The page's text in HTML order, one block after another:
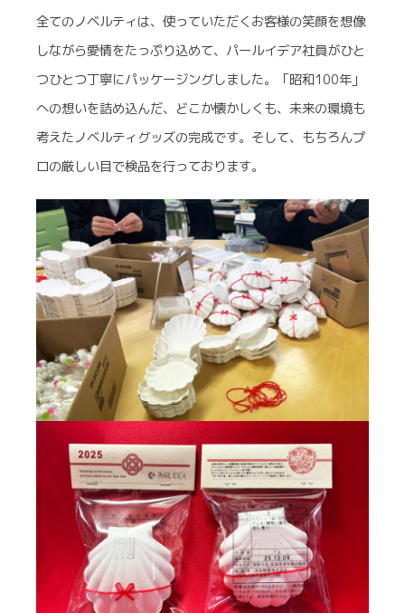
全てのノベルティは、使っていただくお客様の笑顔を想像
しながら愛情をたっぷり込めて、パールイデア社員がひと
つひとつ丁寧にパッケージングしました。「昭和100年」
への想いを詰め込んだ、どこか懐かしくも、未来の環境も
考えたノベルティグッズの完成です。そして、もちろんプ
ロの厳しい目で検品を行っております。